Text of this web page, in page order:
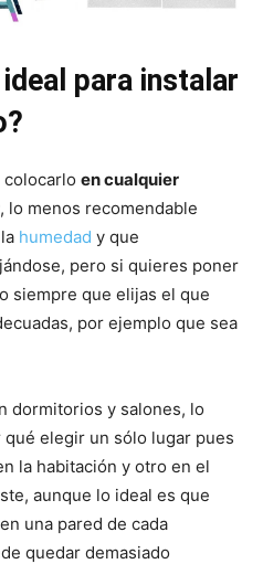
para instalar
colocarlo en cualquier
, lo menos recomendable
humedad y que
pero si quieres poner
siempre que elijas el que
por ejemplo que sea
dormitorios y salones, lo
elegir un sólo lugar pues
la habitación y otro en el
aunque lo ideal es que
una pared de cada
quedar demasiado